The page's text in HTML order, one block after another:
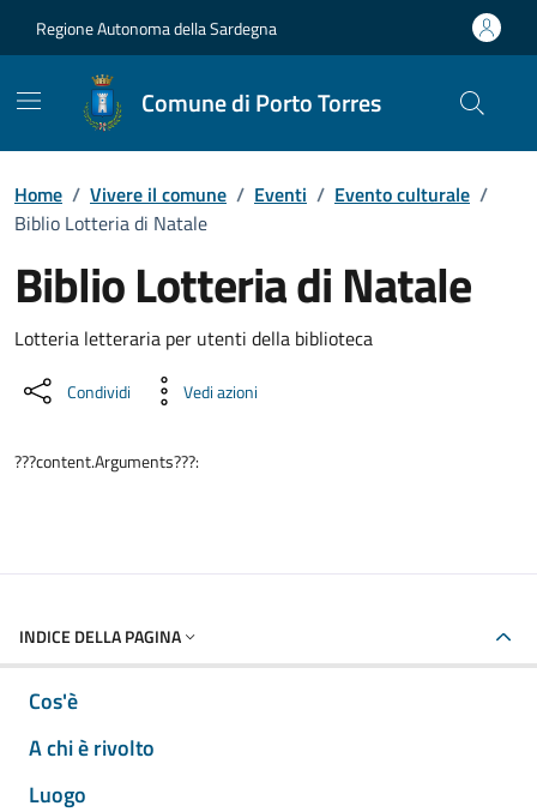
Regione Autonoma della Sardegna
Comune di Porto Torres
Home / Vivere il comune / Eventi / Evento culturale /
Biblio Lotteria di Natale
Biblio Lotteria di Natale
Dettaglio dell'evento
Lotteria letteraria per utenti della biblioteca
Condividi Vedi azioni
???content.Arguments???:
INDICE DELLA PAGINA
Cos'è
A chi è rivolto
Luogo